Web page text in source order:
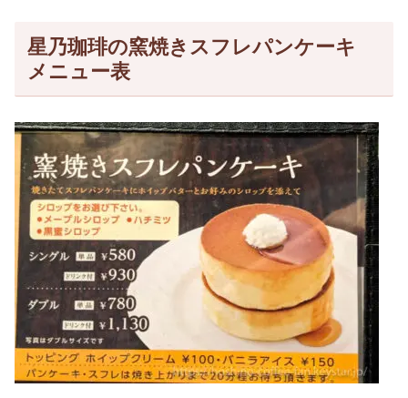
星乃珈琲の窯焼きスフレパンケーキ
メニュー表